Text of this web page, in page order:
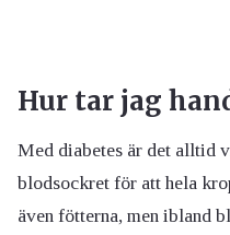
Hur tar jag
Med diabetes är det
blodsockret för att hela
även fötterna, men ibland